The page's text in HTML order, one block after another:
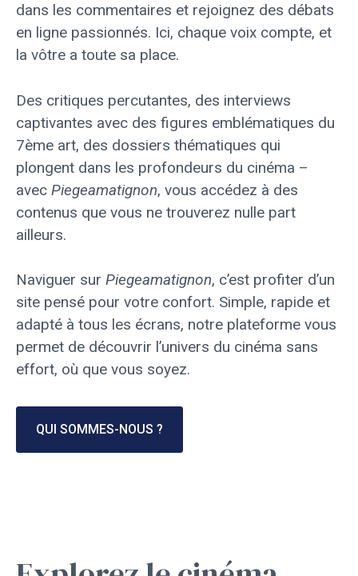
dans les commentaires et rejoignez des débats
en ligne passionnés. Ici, chaque voix compte, et
la vôtre a toute sa place.
Des critiques percutantes, des interviews
captivantes avec des figures emblématiques du
7ème art, des dossiers thématiques qui
plongent dans les profondeurs du cinéma –
avec Piegeamatignon, vous accédez à des
contenus que vous ne trouverez nulle part
ailleurs.
Naviguer sur Piegeamatignon, c’est profiter d’un
site pensé pour votre confort. Simple, rapide et
adapté à tous les écrans, notre plateforme vous
permet de découvrir l’univers du cinéma sans
effort, où que vous soyez.
QUI SOMMES-NOUS ?